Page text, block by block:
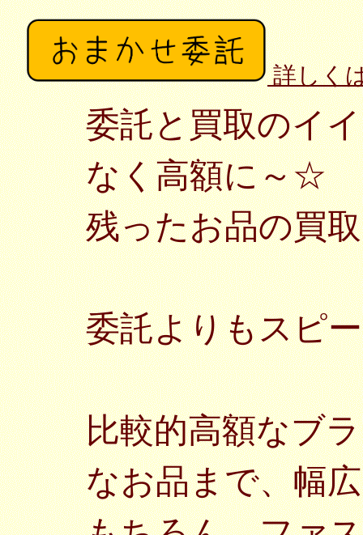
詳しく
委託と買取のイ
なく高額に～☆
残ったお品の買
委託よりもスピ
比較的高額なブ
なお品まで、幅